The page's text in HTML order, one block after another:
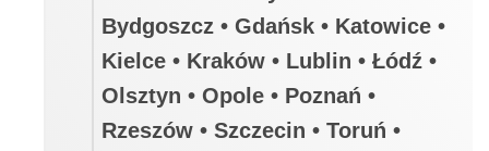
Bydgoszcz • Gdańsk • Katowice •
Kielce • Kraków • Lublin • Łódź •
Olsztyn • Opole • Poznań •
Rzeszów • Szczecin • Toruń •